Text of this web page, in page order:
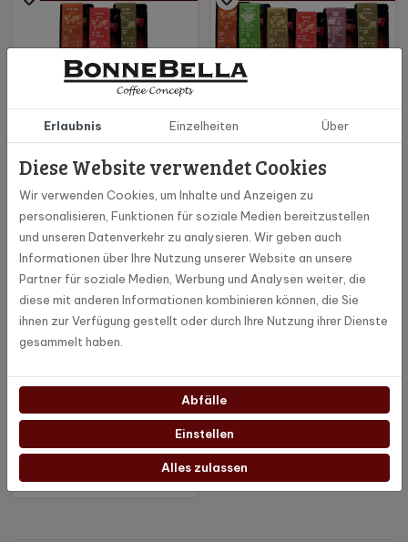
Mocca d'Or Probierpaket
3 x 250gr. - D-R...
25,95 €
Ansehen und bestellen
Mocca d'Or Probierpaket
6 x 250gr.
52,25 €
Ansehen und bestellen
Entdecken Sie Ihren Geschmack
Ansehen und bestellen
Erlaubnis Einzelheiten Über
Diese Website verwendet Cookies
Wir verwenden Cookies, um Inhalte und Anzeigen zu
personalisieren, Funktionen für soziale Medien bereitzustellen
und unseren Datenverkehr zu analysieren. Wir geben auch
Informationen über Ihre Nutzung unserer Website an unsere
Partner für soziale Medien, Werbung und Analysen weiter, die
diese mit anderen Informationen kombinieren können, die Sie
ihnen zur Verfügung gestellt oder durch Ihre Nutzung ihrer Dienste
gesammelt haben.
Abfälle
Einstellen
Alles zulassen